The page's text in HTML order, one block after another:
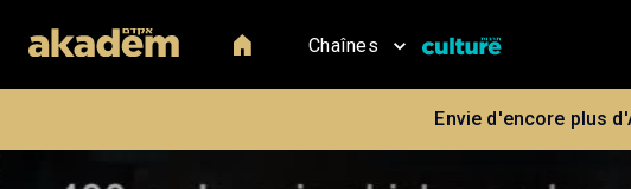
Chaînes
Envie d'encore plus